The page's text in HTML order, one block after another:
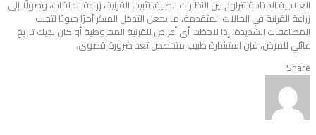
العلاجية المتاحة تتراوح بين النظارات الطبية، تثبيت القرنية، زراعة الحلقات، وصولًا إلى
زراعة القرنية في الحالات المتقدمة، ما يجعل التدخل المبكر أمرًا حيويًا لتجنب
المضاعفات الشديدة، إذا لاحظت أي أعراض للقرنية المخروطية أو كان لديك تاريخ
عائلي للمرض، فإن استشارة طبيب متخصص تعد ضرورة قصوى.
Share